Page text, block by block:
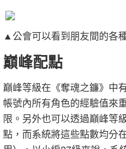
▲公會可以看到朋友間的各
巔峰配點
巔峰等級在《奪魂之鐮》中
帳號內所有角色的經驗值來
限。另外也可以透過巔峰等
點，而系統將這些點數均分